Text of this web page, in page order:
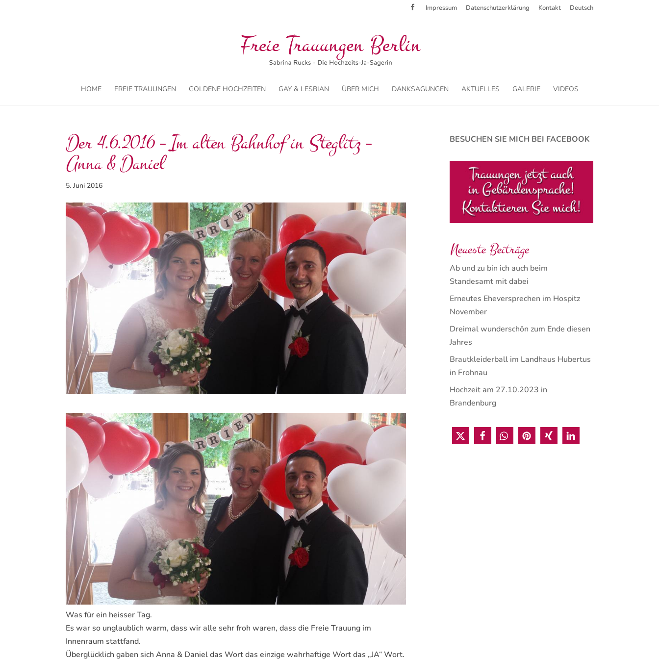
Impressum Datenschutzerklärung Kontakt Deutsch
HOME FREIE TRAUUNGEN GOLDENE HOCHZEITEN GAY & LESBIAN ÜBER MICH DANKSAGUNGEN AKTUELLES GALERIE VIDEOS
Der 4.6.2016 – Im alten Bahnhof in Steglitz –
Anna & Daniel
5. Juni 2016
Was für ein heisser Tag.
Es war so unglaublich warm, dass wir alle sehr froh waren, dass die Freie Trauung im
Innenraum stattfand.
Überglücklich gaben sich Anna & Daniel das Wort das einzige wahrhaftige Wort das „JA“ Wort.
BESUCHEN SIE MICH BEI FACEBOOK
Neueste Beiträge
Ab und zu bin ich auch beim
Standesamt mit dabei
Erneutes Eheversprechen im Hospitz
November
Dreimal wunderschön zum Ende diesen
Jahres
Brautkleiderball im Landhaus Hubertus
in Frohnau
Hochzeit am 27.10.2023 in
Brandenburg